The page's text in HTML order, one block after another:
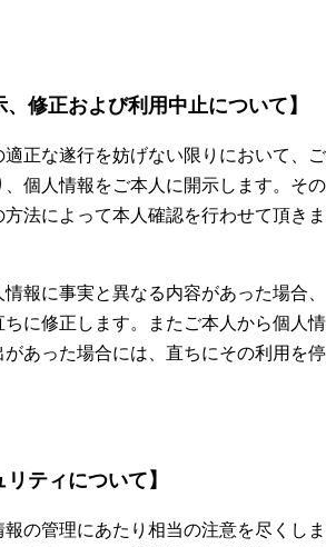
、修正および利用中止について】
正な遂行を妨げない限りにおいて、ご
個人情報をご本人に開示します。その
法によって本人確認を行わせて頂きま
報に事実と異なる内容があった場合、
に修正します。またご本人から個人情
あった場合には、直ちにその利用を停
リティについて】
の管理にあたり相当の注意を尽くしま